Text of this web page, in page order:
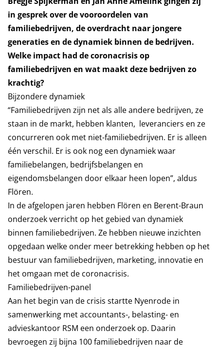
in gesprek over de vooroordelen van
familiebedrijven, de overdracht naar jongere
generaties en de dynamiek binnen de bedrijven.
Welke impact had de coronacrisis op
familiebedrijven en wat maakt deze bedrijven zo
krachtig?
Bijzondere dynamiek
“Familiebedrijven zijn net als alle andere bedrijven, ze
staan in de markt, hebben klanten, leveranciers en ze
concurreren ook met niet-familiebedrijven. Er is alleen
één verschil. Er is ook nog een dynamiek waar
familiebelangen, bedrijfsbelangen en
eigendomsbelangen door elkaar heen lopen”, aldus
Flören.
In de afgelopen jaren hebben Flören en Berent-Braun
onderzoek verricht op het gebied van dynamiek
binnen familiebedrijven. Ze hebben nieuwe inzichten
opgedaan welke onder meer betrekking hebben op het
bestuur van familiebedrijven, marketing, innovatie en
het omgaan met de coronacrisis.
Familiebedrijven-panel
Aan het begin van de crisis startte Nyenrode in
samenwerking met accountants-, belasting- en
advieskantoor RSM een onderzoek op. Daarin
bevroegen zij bijna 100 familiebedrijven naar de